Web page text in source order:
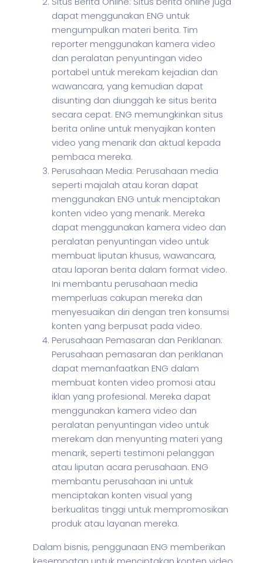
dapat menggunakan ENG untuk
mengumpulkan materi berita. Tim
reporter menggunakan kamera video
dan peralatan penyuntingan video
portabel untuk merekam kejadian dan
wawancara, yang kemudian dapat
disunting dan diunggah ke situs berita
secara cepat. ENG memungkinkan situs
berita online untuk menyajikan konten
video yang menarik dan aktual kepada
pembaca mereka.
Perusahaan Media: Perusahaan media
seperti majalah atau koran dapat
menggunakan ENG untuk menciptakan
konten video yang menarik. Mereka
dapat menggunakan kamera video dan
peralatan penyuntingan video untuk
membuat liputan khusus, wawancara,
atau laporan berita dalam format video.
Ini membantu perusahaan media
memperluas cakupan mereka dan
menyesuaikan diri dengan tren konsumsi
konten yang berpusat pada video.
Perusahaan Pemasaran dan Periklanan:
Perusahaan pemasaran dan periklanan
dapat memanfaatkan ENG dalam
membuat konten video promosi atau
iklan yang profesional. Mereka dapat
menggunakan kamera video dan
peralatan penyuntingan video untuk
merekam dan menyunting materi yang
menarik, seperti testimoni pelanggan
atau liputan acara perusahaan. ENG
membantu perusahaan ini untuk
menciptakan konten visual yang
berkualitas tinggi untuk mempromosikan
produk atau layanan mereka.
Dalam bisnis, penggunaan ENG memberikan